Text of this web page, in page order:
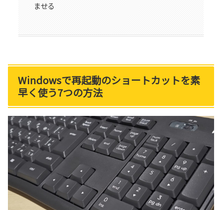
ませる
Windowsで再起動のショートカットを素
早く使う7つの方法